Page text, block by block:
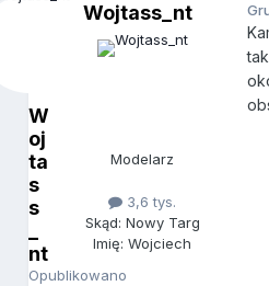
W
oj
ta
s
s
nt
Opublikowano
Wojtass_nt
Modelarz
3,6 tys.
Skąd: Nowy Targ
Imię: Wojciech